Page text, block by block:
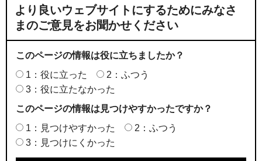
より良いウェブサイトにするためにみなさ
まのご意見をお聞かせください
このページの情報は役に立ちましたか？
1：役に立った
2：ふつう
3：役に立たなかった
このページの情報は見つけやすかったですか？
1：見つけやすかった
2：ふつう
3：見つけにくかった